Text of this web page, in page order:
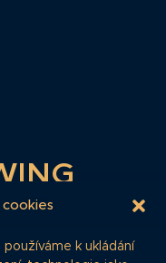
cookies
k ukládání
zaslání